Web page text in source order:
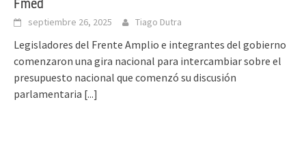
Fmed
septiembre 26, 2025 Tiago Dutra
Legisladores del Frente Amplio e integrantes del gobierno
comenzaron una gira nacional para intercambiar sobre el
presupuesto nacional que comenzó su discusión
parlamentaria [...]